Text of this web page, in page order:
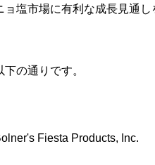
塩市場に有利な成長見通し
の通りです。
Fiesta Products, Inc.